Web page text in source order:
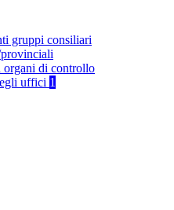
gruppi consiliari
organi di controllo
uffici 1